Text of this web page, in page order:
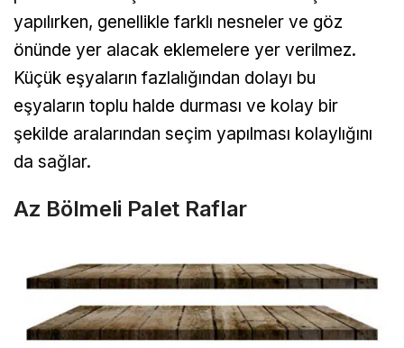
yapılırken, genellikle farklı nesneler ve göz
önünde yer alacak eklemelere yer verilmez.
Küçük eşyaların fazlalığından dolayı bu
eşyaların toplu halde durması ve kolay bir
şekilde aralarından seçim yapılması kolaylığını
da sağlar.
Az Bölmeli Palet Raflar